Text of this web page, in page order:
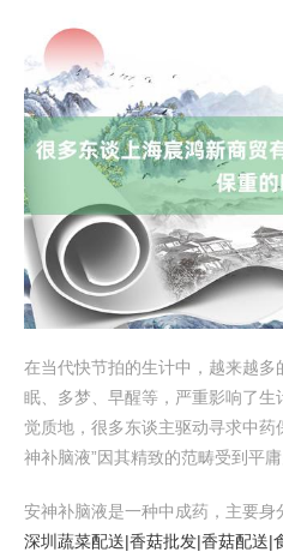
在当代快节拍的生计中，越来越
眠、多梦、早醒等，严重影响了
觉质地，很多东谈主驱动寻求中药
神补脑液”因其精致的范畴受到平庸
安神补脑液是一种中成药，主要身
深圳蔬菜配送|香菇批发|香菇配送|